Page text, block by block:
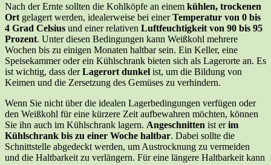
Nach der Ernte sollten die Kohlköpfe an einem kühlen, trockenen
Ort gelagert werden, idealerweise bei einerTemperatur von 0 bis
4 Grad Celsius und einer relativen Luftfeuchtigkeit von 90 bis 95
Prozent. Unter diesen Bedingungen kann Weißkohl mehrere
Wochen bis zu einigen Monaten haltbar sein. Ein Keller, eine
Speisekammer oder ein Kühlschrank bieten sich als Lagerorte an. Es
ist wichtig, dass derLagerort dunkel ist, um die Bildung von
Keimen und die Zersetzung des Gemüses zu verhindern.
Wenn Sie nicht über die idealen Lagerbedingungen verfügen oder
den Weißkohl für eine kürzere Zeit aufbewahren möchten, können
Sie ihn auch im Kühlschrank lagern. Angeschnitten ist erim
Kühlschrank bis zu einer Woche haltbar. Dabei sollte die
Schnittstelle abgedeckt werden, um Austrocknung zu vermeiden
und die Haltbarkeit zu verlängern. Für eine längere Haltbarkeit kann